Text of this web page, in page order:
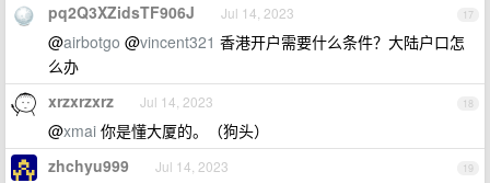
17
pq2Q3XZidsTF906J Jul 14, 2023
@airbotgo @vincent321 香港开户需要什么条件？大陆户口怎
么办
18
xrzxrzxrz Jul 14, 2023
@xmai 你是懂大厦的。（狗头）
19
zhchyu999 Jul 14, 2023